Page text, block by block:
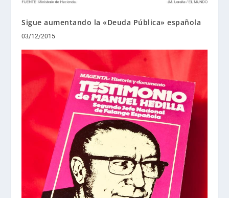
Sigue aumentando la «Deuda Pública» española
03/12/2015